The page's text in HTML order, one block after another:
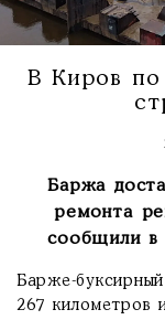
В Киров по
Баржа
ремонта
сообщили в
Барже-
267 километров